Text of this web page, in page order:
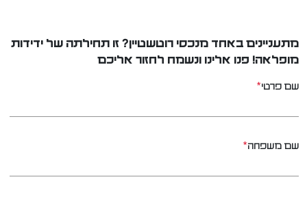
מתעניינים באחד מנכסי רוטשטיין? זו תחילתה של ידידות
מופלאה! פנו אלינו ונשמח לחזור אליכם
שם פרטי*
שם משפחה*